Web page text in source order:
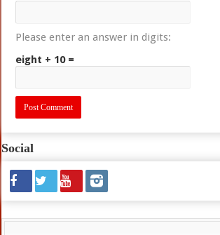
Please enter an answer in digits:
eight + 10 =
Social